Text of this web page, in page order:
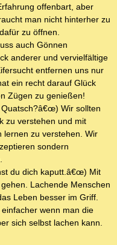
offenbart, aber
man nicht hinterher zu
zu öffnen.
auch Gönnen
anderer und vervielfältige
entfernen uns nur
ein recht darauf Glück
Zügen zu genießen!
Wir sollten
zu verstehen und mit
lernen zu verstehen. Wir
sondern
du dich kaputt.â€œ) Mit
Lachende Menschen
Leben besser im Griff.
wenn man die
sich selbst lachen kann.